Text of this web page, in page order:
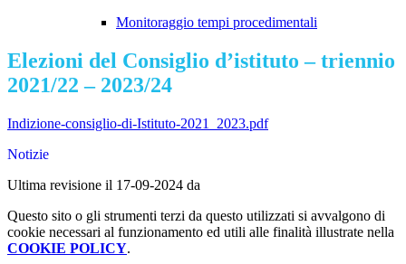
Monitoraggio tempi procedimentali
Elezioni del Consiglio d’istituto – triennio
2021/22 – 2023/24
Indizione-consiglio-di-Istituto-2021_2023.pdf
Notizie
Ultima revisione il 17-09-2024 da
Questo sito o gli strumenti terzi da questo utilizzati si avvalgono di
cookie necessari al funzionamento ed utili alle finalità illustrate nella
COOKIE POLICY.